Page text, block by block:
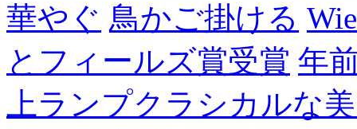
華やぐ 鳥かご掛ける
とフィールズ賞受賞 年
上ランプクラシカルな